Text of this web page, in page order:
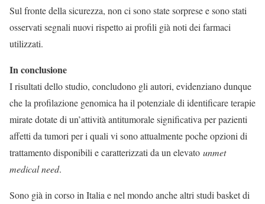
Sul fronte della sicurezza, non ci sono state sorprese e sono stati
osservati segnali nuovi rispetto ai profili già noti dei farmaci
utilizzati.
In conclusione
I risultati dello studio, concludono gli autori, evidenziano dunque
che la profilazione genomica ha il potenziale di identificare terapie
mirate dotate di un’attività antitumorale significativa per pazienti
affetti da tumori per i quali vi sono attualmente poche opzioni di
trattamento disponibili e caratterizzati da un elevato unmet
medical need.
Sono già in corso in Italia e nel mondo anche altri studi basket di